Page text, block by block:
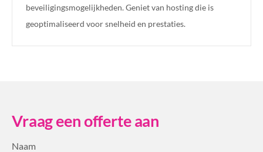
beveiligingsmogelijkheden. Geniet van hosting die is
geoptimaliseerd voor snelheid en prestaties.
Vraag een offerte aan
Naam